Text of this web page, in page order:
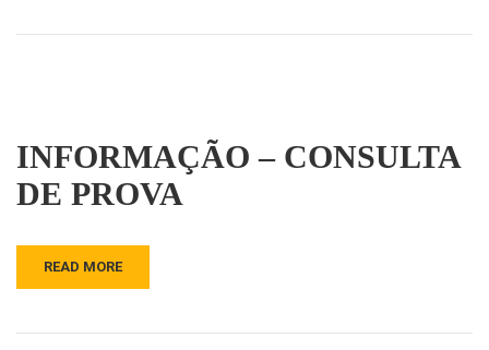
INFORMAÇÃO – CONSULTA
DE PROVA
READ MORE